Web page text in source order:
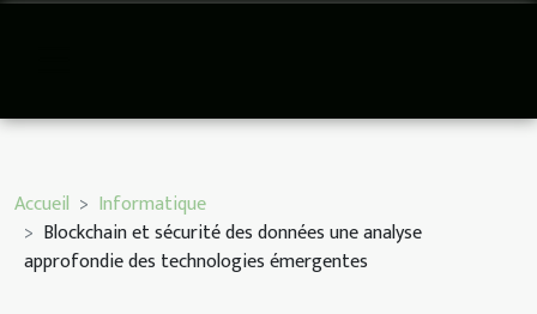
Accueil
Informatique
Blockchain et sécurité des données une analyse
approfondie des technologies émergentes